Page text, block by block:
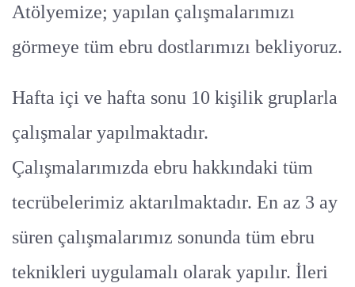
Atölyemize; yapılan çalışmalarımızı
görmeye tüm ebru dostlarımızı bekliyoruz.
Hafta içi ve hafta sonu 10 kişilik gruplarla
çalışmalar yapılmaktadır.
Çalışmalarımızda ebru hakkındaki tüm
tecrübelerimiz aktarılmaktadır. En az 3 ay
süren çalışmalarımız sonunda tüm ebru
teknikleri uygulamalı olarak yapılır. İleri